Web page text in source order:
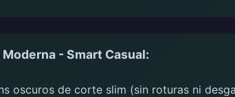
- Smart Casual:
oscuros de corte slim (sin roturas ni